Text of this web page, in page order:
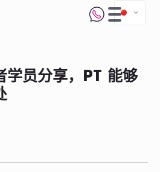
学员分享，PT 能够